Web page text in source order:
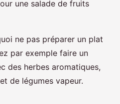
une salade de fruits
ne pas préparer un plat
par exemple faire un
des herbes aromatiques,
de légumes vapeur.